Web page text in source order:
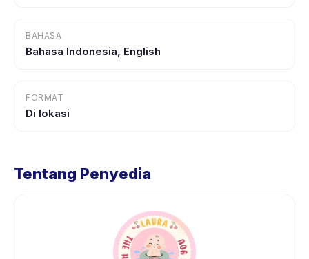
BAHASA
Bahasa Indonesia, English
FORMAT
Di lokasi
Tentang Penyedia